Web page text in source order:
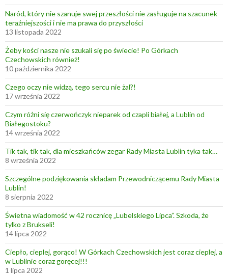
Naród, który nie szanuje swej przeszłości nie zasługuje na szacunek
teraźniejszości i nie ma prawa do przyszłości
13 listopada 2022
Żeby kości nasze nie szukali się po świecie! Po Górkach
Czechowskich również!
10 października 2022
Czego oczy nie widzą, tego sercu nie żal?!
17 września 2022
Czym różni się czerwończyk nieparek od czapli białej, a Lublin od
Białegostoku?
14 września 2022
Tik tak, tik tak, dla mieszkańców zegar Rady Miasta Lublin tyka tak…
8 września 2022
Szczególne podziękowania składam Przewodniczącemu Rady Miasta
Lublin!
8 sierpnia 2022
Świetna wiadomość w 42 rocznicę „Lubelskiego Lipca”. Szkoda, że
tylko z Brukseli!
14 lipca 2022
Ciepło, cieplej, gorąco! W Górkach Czechowskich jest coraz cieplej, a
w Lublinie coraz goręcej!!!
1 lipca 2022